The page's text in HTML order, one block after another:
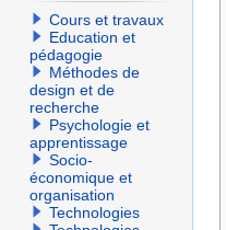
Cours et travaux
Education et
pédagogie
Méthodes de
design et de
recherche
Psychologie et
apprentissage
Socio-
économique et
organisation
Technologies